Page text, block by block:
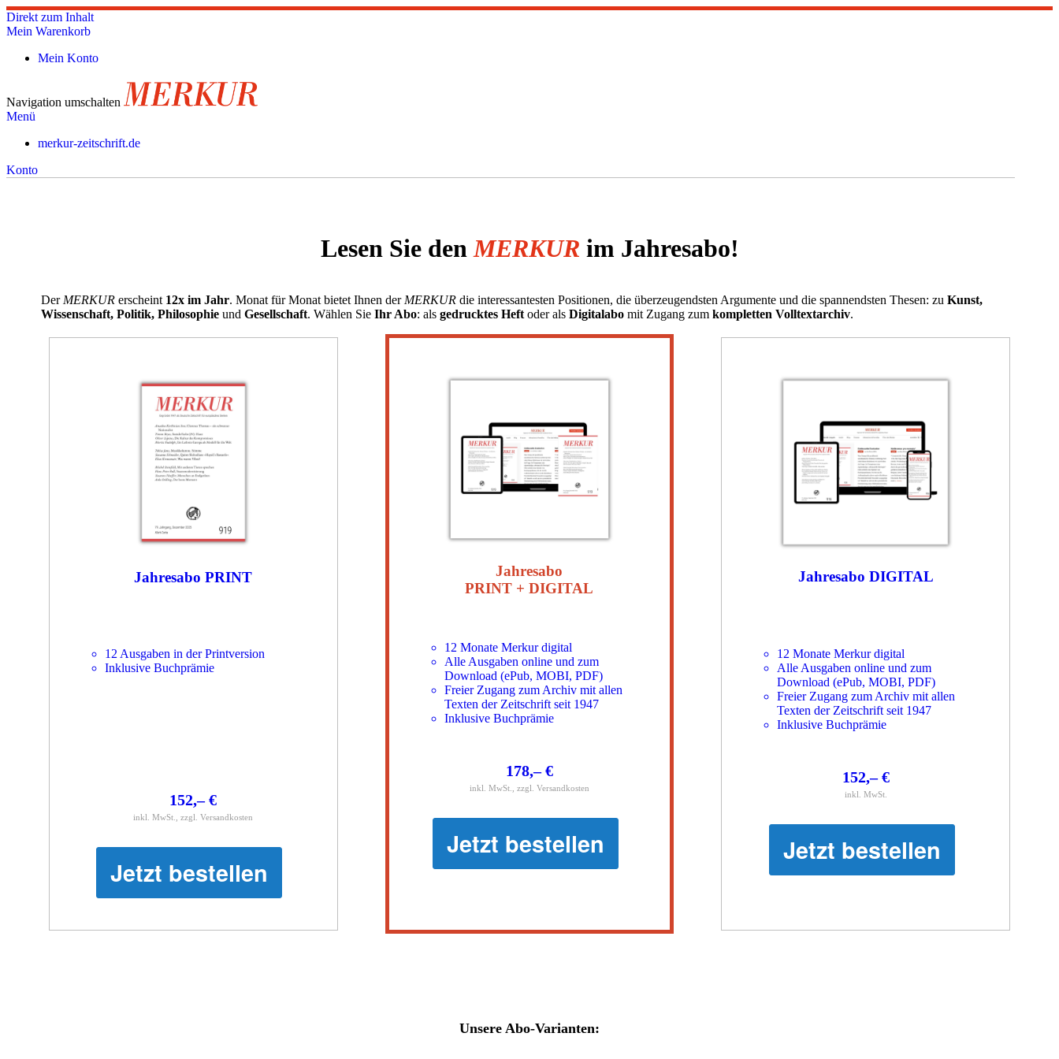
Direkt zum Inhalt
Mein Warenkorb
Mein Konto
Navigation umschalten
Menü
merkur-zeitschrift.de
Konto
Lesen Sie denMERKUR im Jahresabo!
Der MERKUR erscheint 12x im Jahr. Monat für Monat bietet Ihnen der MERKUR die interessantesten Positionen, die überzeugendsten Argumente und die spannendsten Thesen: zu Kunst,
Wissenschaft, Politik, Philosophie und Gesellschaft. Wählen Sie Ihr Abo: als gedrucktes Heft oder als Digitalabo mit Zugang zum kompletten Volltextarchiv.
Jahresabo PRINT
12 Ausgaben in der Printversion
Inklusive Buchprämie
152,– €
inkl. MwSt., zzgl. Versandkosten
Jetzt bestellen
Jahresabo
PRINT + DIGITAL
12 Monate Merkur digital
Alle Ausgaben online und zum
Download (ePub, MOBI, PDF)
Freier Zugang zum Archiv mit allen
Texten der Zeitschrift seit 1947
Inklusive Buchprämie
178,– €
inkl. MwSt., zzgl. Versandkosten
Jetzt bestellen
Jahresabo DIGITAL
12 Monate Merkur digital
Alle Ausgaben online und zum
Download (ePub, MOBI, PDF)
Freier Zugang zum Archiv mit allen
Texten der Zeitschrift seit 1947
Inklusive Buchprämie
152,– €
inkl. MwSt.
Jetzt bestellen
Unsere Abo-Varianten: